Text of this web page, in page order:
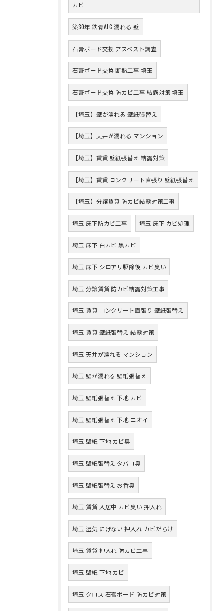
カビ
築30年 鉄骨ALC 濡れる 壁
石膏ボード交換 アスベスト調査
石膏ボード交換 断熱工事 埼玉
石膏ボード交換 防カビ工事 結露対策 埼玉
【埼玉】壁が濡れる 壁紙張替え
【埼玉】天井が濡れる マンション
【埼玉】賃貸 壁紙張替え 結露対策
【埼玉】賃貸 コンクリート直張り 壁紙張替え
【埼玉】分譲賃貸 防カビ結露対策工事
埼玉 床下防カビ工事 埼玉 床下 カビ処理
埼玉 床下 白カビ 黒カビ
埼玉 床下 シロアリ駆除後 カビ臭い
埼玉 分譲賃貸 防カビ結露対策工事
埼玉 賃貸 コンクリート直張り 壁紙張替え
埼玉 賃貸 壁紙張替え 結露対策
埼玉 天井が濡れる マンション
埼玉 壁が濡れる 壁紙張替え
埼玉 壁紙張替え 下地 カビ
埼玉 壁紙張替え 下地 ニオイ
埼玉 壁紙 下地 カビ臭
埼玉 壁紙張替え タバコ臭
埼玉 壁紙張替え お香臭
埼玉 賃貸 入居中 カビ臭い 押入れ
埼玉 湿気 にげない 押入れ カビだらけ
埼玉 賃貸 押入れ 防カビ工事
埼玉 壁紙 下地 カビ
埼玉 クロス 石膏ボード 防カビ対策